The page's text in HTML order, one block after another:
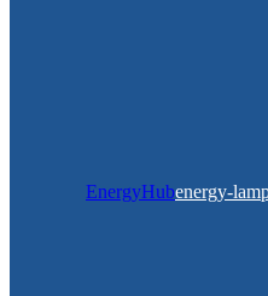
EnergyHub